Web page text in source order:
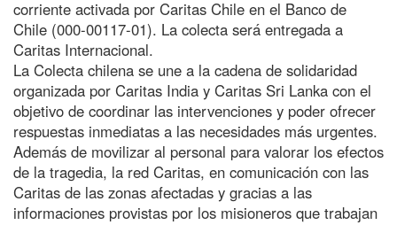
corriente activada por Caritas Chile en el Banco de
Chile (000-00117-01). La colecta será entregada a
Caritas Internacional.
La Colecta chilena se une a la cadena de solidaridad
organizada por Caritas India y Caritas Sri Lanka con el
objetivo de coordinar las intervenciones y poder ofrecer
respuestas inmediatas a las necesidades más urgentes.
Además de movilizar al personal para valorar los efectos
de la tragedia, la red Caritas, en comunicación con las
Caritas de las zonas afectadas y gracias a las
informaciones provistas por los misioneros que trabajan